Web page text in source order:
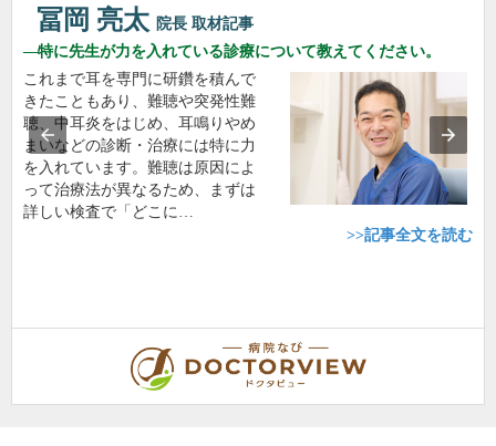
冨岡 亮太 院長 取材記事
特に先生が力を入れている診療について教えてください。
これまで耳を専門に研鑽を積んで
きたこともあり、難聴や突発性難
聴、中耳炎をはじめ、耳鳴りやめ
まいなどの診断・治療には特に力
を入れています。難聴は原因によ
って治療法が異なるため、まずは
詳しい検査で「どこに…
>>記事全文を読む